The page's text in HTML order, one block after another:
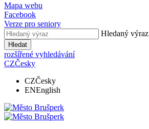
Mapa webu
Facebook
Verze pro seniory
Hledaný výraz
Hledat
rozšířené vyhledávání
CZČesky
CZČesky
ENEnglish